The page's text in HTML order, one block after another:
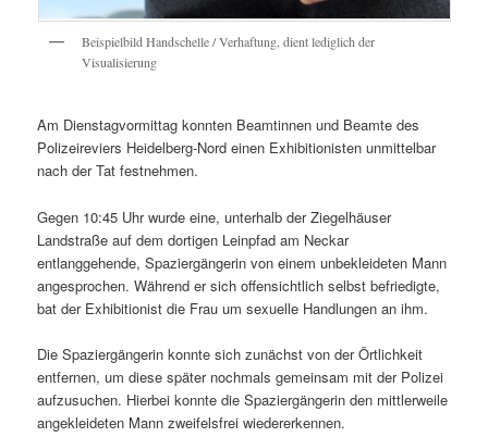
Beispielbild Handschelle / Verhaftung, dient lediglich der
Visualisierung
Am Dienstagvormittag konnten Beamtinnen und Beamte des
Polizeireviers Heidelberg-Nord einen Exhibitionisten unmittelbar
nach der Tat festnehmen.
Gegen 10:45 Uhr wurde eine, unterhalb der Ziegelhäuser
Landstraße auf dem dortigen Leinpfad am Neckar
entlanggehende, Spaziergängerin von einem unbekleideten Mann
angesprochen. Während er sich offensichtlich selbst befriedigte,
bat der Exhibitionist die Frau um sexuelle Handlungen an ihm.
Die Spaziergängerin konnte sich zunächst von der Örtlichkeit
entfernen, um diese später nochmals gemeinsam mit der Polizei
aufzusuchen. Hierbei konnte die Spaziergängerin den mittlerweile
angekleideten Mann zweifelsfrei wiedererkennen.